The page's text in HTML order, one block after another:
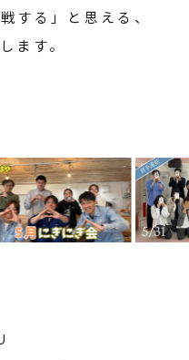
する」と思える、
ます。